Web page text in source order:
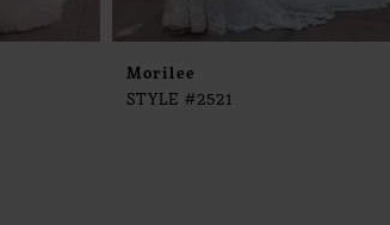
Morilee
STYLE #2521